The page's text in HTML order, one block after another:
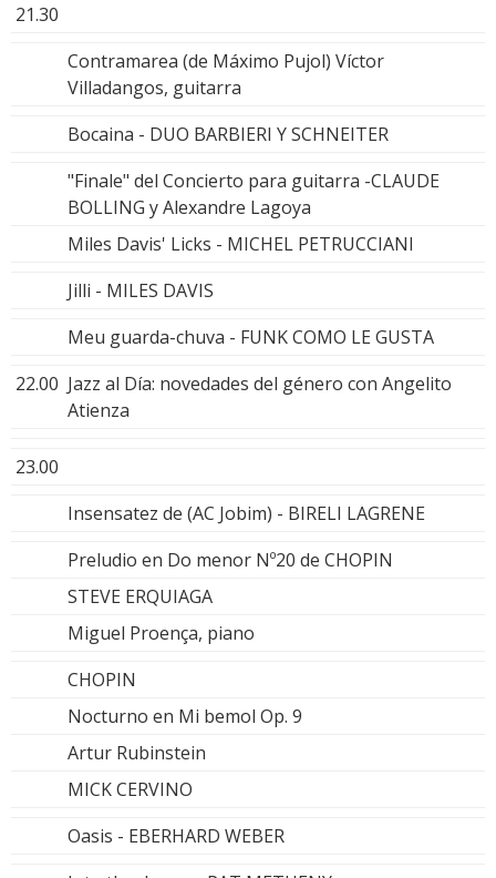
21.30
Contramarea (de Máximo Pujol) Víctor
Villadangos, guitarra
Bocaina - DUO BARBIERI Y SCHNEITER
"Finale" del Concierto para guitarra -CLAUDE
BOLLING y Alexandre Lagoya
Miles Davis' Licks - MICHEL PETRUCCIANI
Jilli - MILES DAVIS
Meu guarda-chuva - FUNK COMO LE GUSTA
22.00 Jazz al Día: novedades del género con Angelito
Atienza
23.00
Insensatez de (AC Jobim) - BIRELI LAGRENE
Preludio en Do menor Nº20 de CHOPIN
STEVE ERQUIAGA
Miguel Proença, piano
CHOPIN
Nocturno en Mi bemol Op. 9
Artur Rubinstein
MICK CERVINO
Oasis - EBERHARD WEBER